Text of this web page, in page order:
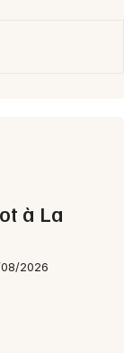
à La
2026